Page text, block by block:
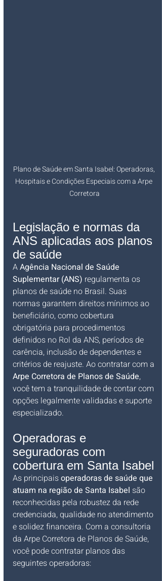
Plano de Saúde em Santa Isabel: Operadoras,
Hospitais e Condições Especiais com a Arpe
Corretora
Legislação e normas da
ANS aplicadas aos planos
de saúde
A Agência Nacional de Saúde
Suplementar (ANS) regulamenta os
planos de saúde no Brasil. Suas
normas garantem direitos mínimos ao
beneficiário, como cobertura
obrigatória para procedimentos
definidos no Rol da ANS, períodos de
carência, inclusão de dependentes e
critérios de reajuste. Ao contratar com a
Arpe Corretora de Planos de Saúde,
você tem a tranquilidade de contar com
opções legalmente validadas e suporte
especializado.
Operadoras e
seguradoras com
cobertura em Santa Isabel
As principais operadoras de saúde que
atuam na região de Santa Isabel são
reconhecidas pela robustez da rede
credenciada, qualidade no atendimento
e solidez financeira. Com a consultoria
da Arpe Corretora de Planos de Saúde,
você pode contratar planos das
seguintes operadoras: